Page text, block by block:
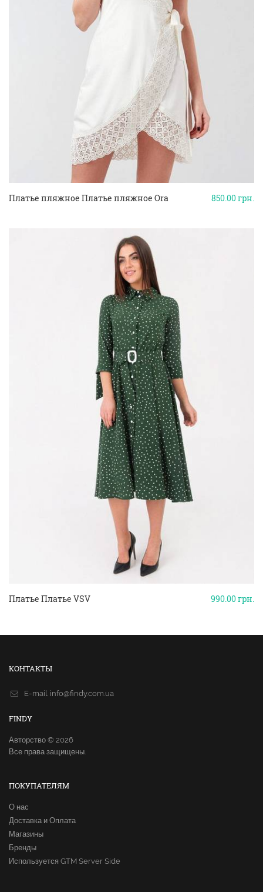
850.00грн.
Платье пляжное Платье пляжное Ora
990.00грн.
Платье Платье VSV
КОНТАКТЫ
E-mail. info@findy.com.ua
FINDY
Авторство © 2026
Все права защищены.
ПОКУПАТЕЛЯМ
О нас
Доставка и Оплата
Магазины
Бренды
Используется GTM Server Side